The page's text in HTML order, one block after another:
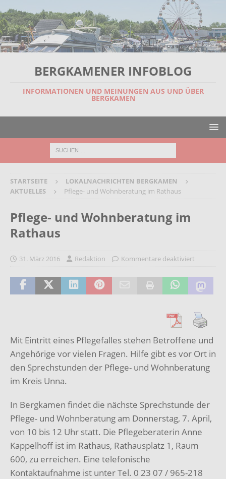
BERGKAMENER INFOBLOG
INFORMATIONEN UND MEINUNGEN AUS UND ÜBER
BERGKAMEN
STARTSEITE
LOKALNACHRICHTEN BERGKAMEN
AKTUELLES
Pflege- und Wohnberatung im Rathaus
Pflege- und Wohnberatung im
Rathaus
31. März 2016 Redaktion Kommentare deaktiviert
Mit Eintritt eines Pflegefalles stehen Betroffene und
Angehörige vor vielen Fragen. Hilfe gibt es vor Ort in
den Sprechstunden der Pflege- und Wohnberatung
im Kreis Unna.
In Bergkamen findet die nächste Sprechstunde der
Pflege- und Wohnberatung am Donnerstag, 7. April,
von 10 bis 12 Uhr statt. Die Pflegeberaterin Anne
Kappelhoff ist im Rathaus, Rathausplatz 1, Raum
600, zu erreichen. Eine telefonische
Kontaktaufnahme ist unter Tel. 0 23 07 / 965-218